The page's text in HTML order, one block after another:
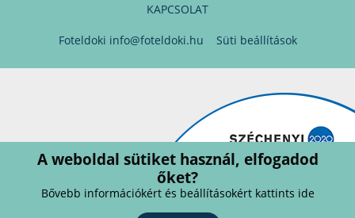
KAPCSOLAT
Foteldoki info@foteldoki.hu Süti beállítások
A weboldal sütiket használ, elfogadod
őket?
Bővebb információkért és beállításokért kattints ide